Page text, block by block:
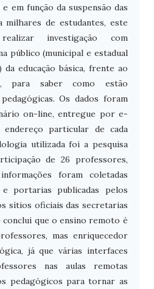
em função da suspensão das
milhares de estudantes, este
investigação com
público (municipal e estadual
educação básica, frente ao
para saber como estão
Os dados foram
on-line, entregue por e-
particular de cada
utilizada foi a pesquisa
de 26 professores,
foram coletadas
portarias publicadas pelos
sítios oficiais das secretarias
conclui que o ensino remoto é
mas enriquecedor
já que várias interfaces
nas aulas remotas
pedagógicos para tornar as